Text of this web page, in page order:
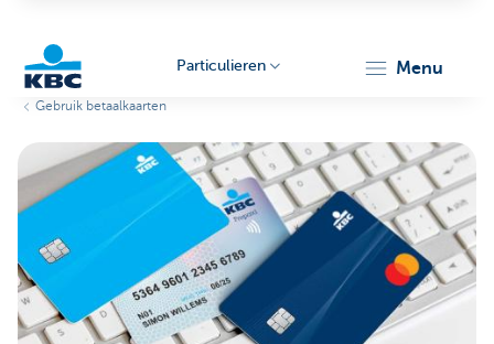
Particulieren
Particulieren menu
Gebruik betaalkaarten